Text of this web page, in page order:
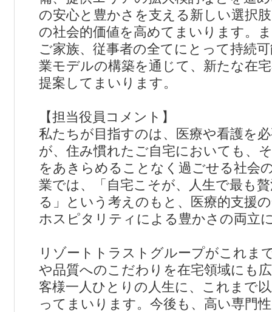
の安心と豊かさを支える新しい選択
の社会的価値を高めてまいります。
ご家族、従事者の全てにとって持続
業モデルの構築を通じて、新たな在
提案してまいります。
【担当役員コメント】
私たちが目指すのは、医療や看護を
が、住み慣れたご自宅においても、
をあきらめることなく過ごせる社会
業では、「自宅こそが、人生で最も
る」という考えのもと、医療的支援
ホスピタリティによる豊かさの両立
リゾートトラストグループがこれま
や品質へのこだわりを在宅領域にも
客様一人ひとりの人生に、これまで
ってまいります。今後も、高い専門